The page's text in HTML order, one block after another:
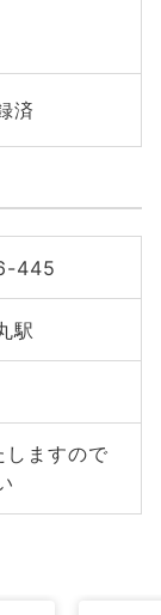
済
445
駅
しますので